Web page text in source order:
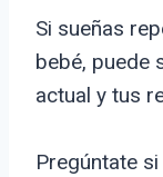
Si sueñas
bebé, puede
actual y tus
Pregúntate